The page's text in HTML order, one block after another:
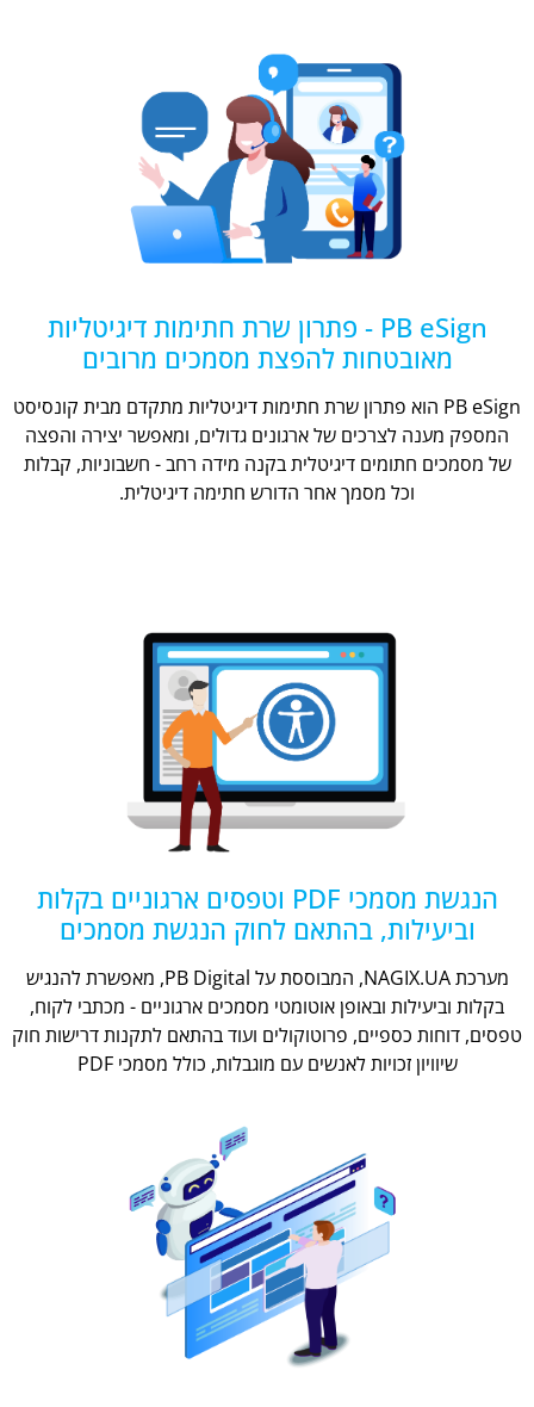
PB eSign - פתרון שרת חתימות דיגיטליות
מאובטחות להפצת מסמכים מרובים
PB eSign הוא פתרון שרת חתימות דיגיטליות מתקדם מבית קונסיסט
המספק מענה לצרכים של ארגונים גדולים, ומאפשר יצירה והפצה
של מסמכים חתומים דיגיטלית בקנה מידה רחב - חשבוניות, קבלות
וכל מסמך אחר הדורש חתימה דיגיטלית.
הנגשת מסמכי PDF וטפסים ארגוניים בקלות
וביעילות, בהתאם לחוק הנגשת מסמכים
מערכת NAGIX.UA, המבוססת על PB Digital, מאפשרת להנגיש
בקלות וביעילות ובאופן אוטומטי מסמכים ארגוניים - מכתבי לקוח,
טפסים, דוחות כספיים, פרוטוקולים ועוד בהתאם לתקנות דרישות חוק
שיוויון זכויות לאנשים עם מוגבלות, כולל מסמכי PDF